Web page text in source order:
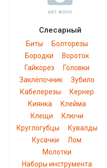
Слесарный
Биты
Болторезы
Бородки
Вороток
Гайкорез
Головки
Заклёпочник
Зубило
Кабелерезы
Кернер
Киянка
Клейма
Клещи
Ключи
Круглогубцы
Кувалды
Кусачки
Лом
Молотки
Наборы инструмента